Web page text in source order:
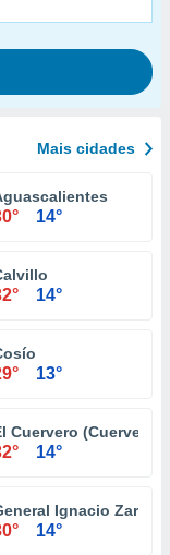
Mais cidades
14°
14°
13°
Cuervero (Cuerveros)
14°
Ignacio
14°